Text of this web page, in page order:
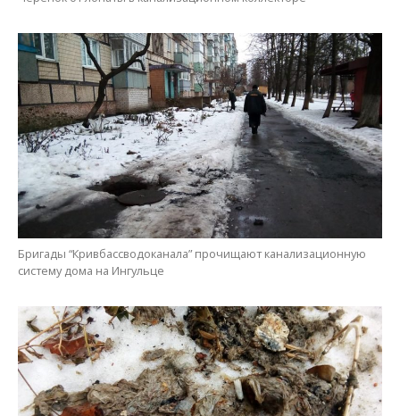
Бригады “Кривбассводоканала” прочищают канализационную
систему дома на Ингульце